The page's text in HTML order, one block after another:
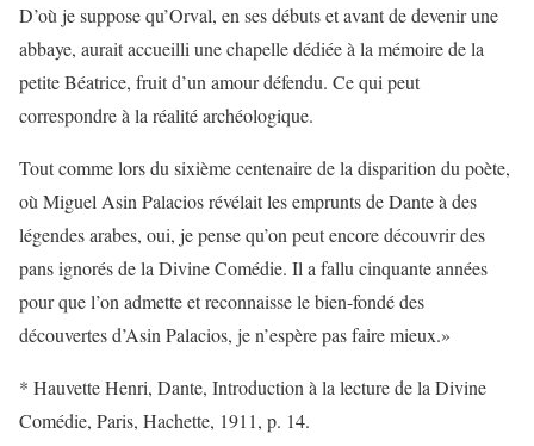
D’où je suppose qu’Orval, en ses débuts et avant de devenir une
abbaye, aurait accueilli une chapelle dédiée à la mémoire de la
petite Béatrice, fruit d’un amour défendu. Ce qui peut
correspondre à la réalité archéologique.
Tout comme lors du sixième centenaire de la disparition du poète,
où Miguel Asin Palacios révélait les emprunts de Dante à des
légendes arabes, oui, je pense qu’on peut encore découvrir des
pans ignorés de la Divine Comédie. Il a fallu cinquante années
pour que l’on admette et reconnaisse le bien-fondé des
découvertes d’Asin Palacios, je n’espère pas faire mieux.»
* Hauvette Henri, Dante, Introduction à la lecture de la Divine
Comédie, Paris, Hachette, 1911, p. 14.